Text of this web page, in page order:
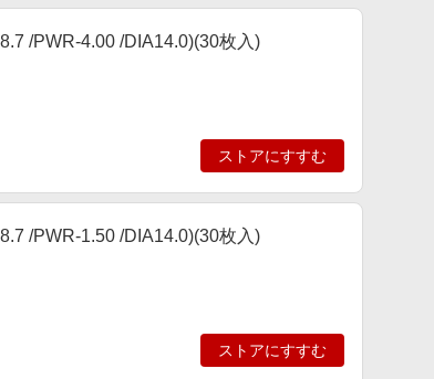
/PWR-4.00 /DIA14.0)(30枚入)
ストアにすすむ
/PWR-1.50 /DIA14.0)(30枚入)
ストアにすすむ